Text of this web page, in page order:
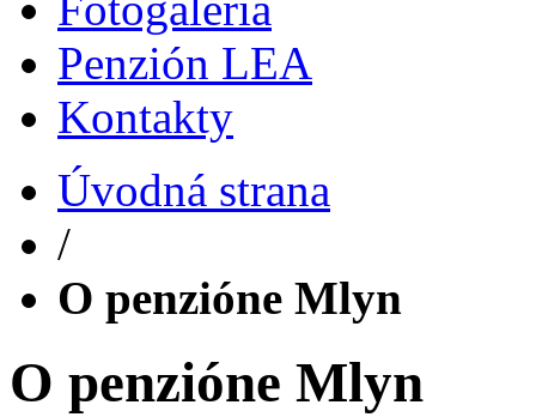
Penzión LEA
Kontakty
Úvodná strana
/
O penzióne Mlyn
O penzióne Mlyn